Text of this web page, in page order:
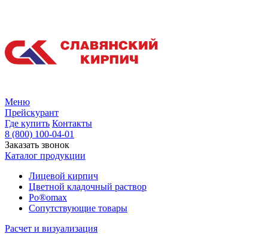
Меню
Прейскурант
Где купить Контакты
8 (800) 100-04-01
Заказать звонок
Каталог продукции
Лицевой кирпич
Цветной кладочный раствор
Po®omax
Сопутствующие товары
Расчет и визуализация